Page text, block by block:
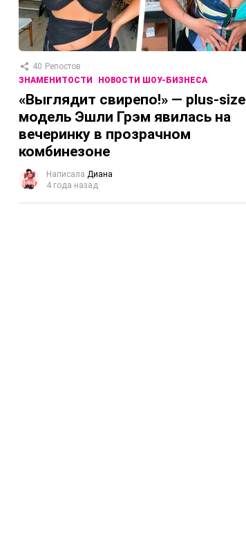
40 Репостов
ЗНАМЕНИТОСТИ
НОВОСТИ ШОУ-БИЗНЕСА
«Выглядит свирепо!» — plus-size
модель Эшли Грэм явилась на
вечеринку в прозрачном
комбинезоне
Написала Диана
4 года назад